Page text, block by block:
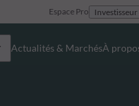
Espace Pro
Actualités & MarchésÀ